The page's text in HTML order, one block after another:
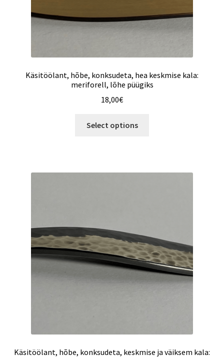
Käsitöölant, hõbe, konksudeta, hea keskmise kala:
meriforell, lõhe püügiks
18,00€
Select options
Käsitöölant, hõbe, konksudeta, keskmise ja väiksem kala: